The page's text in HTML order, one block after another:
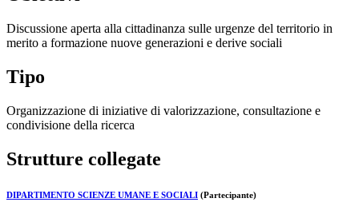
Discussione aperta alla cittadinanza sulle urgenze del territorio in
merito a formazione nuove generazioni e derive sociali
Tipo
Organizzazione di iniziative di valorizzazione, consultazione e
condivisione della ricerca
Strutture collegate
DIPARTIMENTO SCIENZE UMANE E SOCIALI (Partecipante)